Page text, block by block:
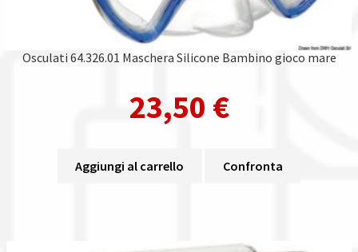
Osculati 64.326.01 Maschera Silicone Bambino gioco mare
23,50 €
Aggiungi al carrello Confronta